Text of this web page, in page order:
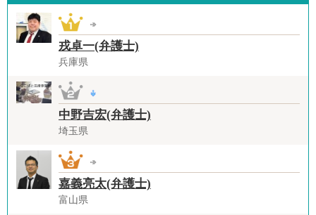
戎卓一(弁護士)
兵庫県
中野吉宏(弁護士)
埼玉県
嘉義亮太(弁護士)
富山県